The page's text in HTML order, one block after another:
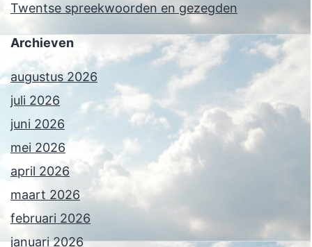
Twentse spreekwoorden en gezegden
Archieven
augustus 2026
juli 2026
juni 2026
mei 2026
april 2026
maart 2026
februari 2026
januari 2026